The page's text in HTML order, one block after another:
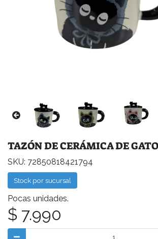
TAZÓN DE CERÁMICA DE
SKU: 72850818421794
Stock por sucursal
Pocas unidades.
$ 7.990